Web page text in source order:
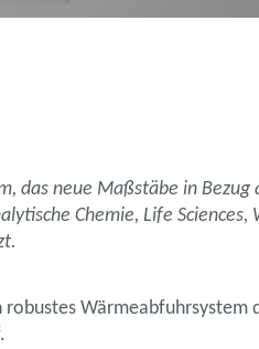
das neue Maßstäbe in Bezug
Chemie, Life Sciences,
Wärmeabfuhrsystem